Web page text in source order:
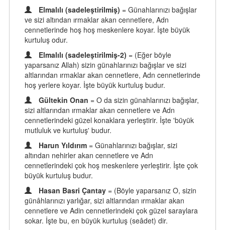
Elmalılı (sadeleştirilmiş) = Günahlarınızı bağışlar
ve sizi altından ırmaklar akan cennetlere, Adn
cennetlerinde hoş hoş meskenlere koyar. İşte büyük
kurtuluş odur.
Elmalılı (sadeleştirilmiş-2) = (Eğer böyle
yaparsanız Allah) sizin günahlarınızı bağışlar ve sizi
altlarından ırmaklar akan cennetlere, Adn cennetlerinde
hoş yerlere koyar. İşte büyük kurtuluş budur.
Gültekin Onan = O da sizin günahlarınızı bağışlar,
sizi altlarından ırmaklar akan cennetlere ve Adn
cennetlerindeki güzel konaklara yerleştirir. İşte 'büyük
mutluluk ve kurtuluş' budur.
Harun Yıldırım = Günahlarınızı bağışlar, sizi
altından nehirler akan cennetlere ve Adn
cennetlerindeki çok hoş meskenlere yerleştirir. İşte çok
büyük kurtuluş budur.
Hasan Basri Çantay = (Böyle yaparsanız O, sizin
günâhlarınızı yarlığar, sizi altlarından ırmaklar akan
cennetlere ve Adin cennetlerindeki çok güzel saraylara
sokar. İşte bu, en büyük kurtuluş (seâdet) dir.